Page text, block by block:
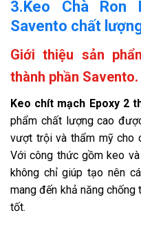
3.Keo Chà Ron
Savento chất
Giới thiệu sản
thành phần Savento.
Keo chít mạch Epoxy 2
phẩm chất lượng cao
vượt trội và thẩm mỹ cho
Với công thức gồm keo
không chỉ giúp tạo nên
mang đến khả năng
tốt.